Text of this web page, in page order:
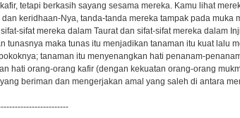
tetapi berkasih sayang sesama mereka. Kamu lihat
dan keridhaan-Nya, tanda-tanda mereka tampak pada muka
sifat mereka dalam Taurat dan sifat-sifat mereka dalam
tunasnya maka tunas itu menjadikan tanaman itu kuat lalu
tanaman itu menyenangkan hati penanam-
hati orang-orang kafir (dengan kekuatan orang-orang
beriman dan mengerjakan amal yang saleh di antara